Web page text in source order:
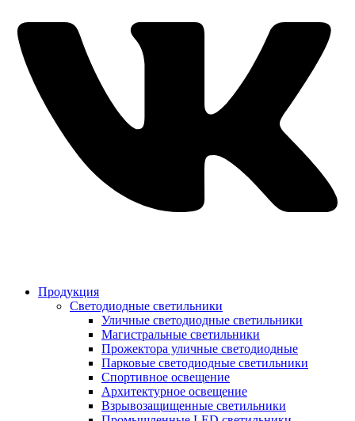
Продукция
Светодиодные светильники
Уличные светодиодные светильники
Магистральные светильники
Прожектора уличные светодиодные
Парковые светодиодные светильники
Спортивное освещение
Архитектурное освещение
Взрывозащищенные светильники